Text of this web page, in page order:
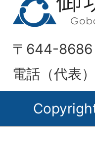
〒644-
電話（代表）